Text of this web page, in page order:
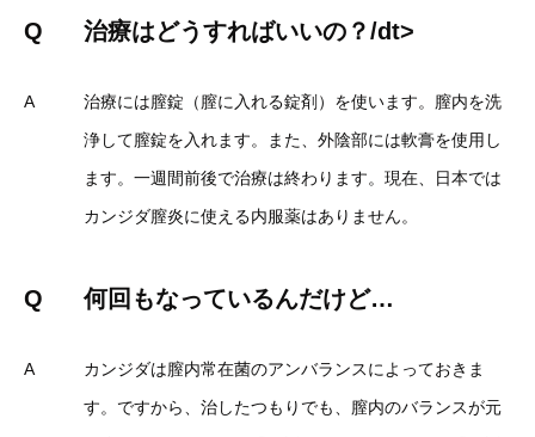
Q 治療はどうすればいいの？/dt>
A
治療には膣錠（膣に入れる錠剤）を使います。膣内を洗
浄して膣錠を入れます。また、外陰部には軟膏を使用し
ます。一週間前後で治療は終わります。現在、日本では
カンジダ膣炎に使える内服薬はありません。
Q 何回もなっているんだけど…
A
カンジダは膣内常在菌のアンバランスによっておきま
す。ですから、治したつもりでも、膣内のバランスが元